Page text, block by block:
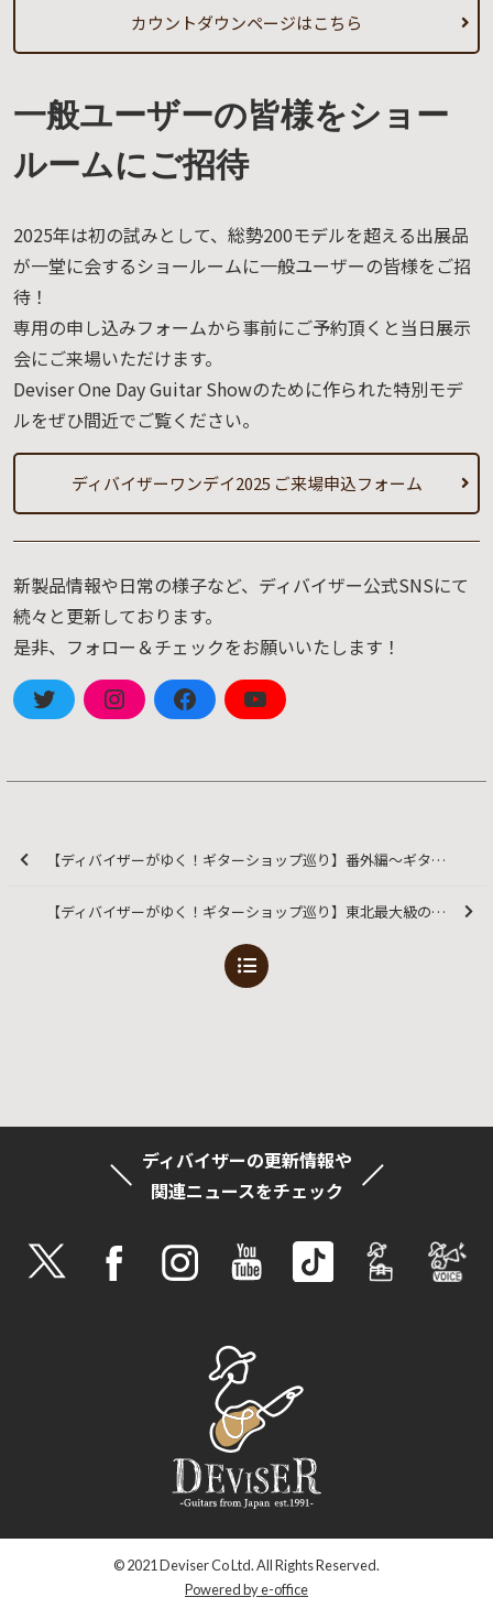
カウントダウンページはこちら
一般ユーザーの皆様をショー
ルームにご招待
2025年は初の試みとして、総勢200モデルを超える出展品
が一堂に会するショールームに一般ユーザーの皆様をご招
待！
専用の申し込みフォームから事前にご予約頂くと当日展示
会にご来場いただけます。
Deviser One Day Guitar Showのために作られた特別モデ
ルをぜひ間近でご覧ください。
ディバイザーワンデイ2025 ご来場申込フォーム
新製品情報や日常の様子など、ディバイザー公式SNSにて
続々と更新しております。
是非、フォロー＆チェックをお願いいたします！
【ディバイザーがゆく！ギターショップ巡り】番外編～ギタラバ NAGOYA(名古屋) 2025～
【ディバイザーがゆく！ギターショップ巡り】東北最大級のギターショー～ギタラバ仙台2025編！！～
ディバイザーの更新情報や
関連ニュースをチェック
© 2021 Deviser Co Ltd. All Rights Reserved.
Powered by e-office